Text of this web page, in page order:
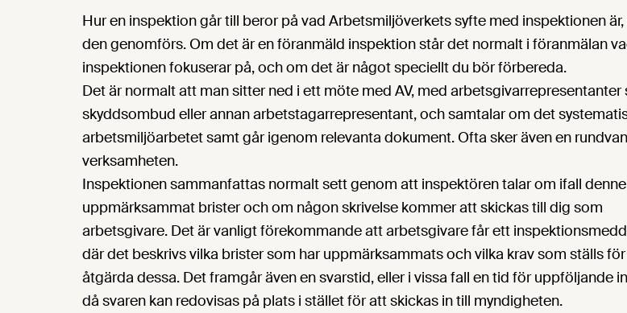
Hur en inspektion går till beror på vad Arbetsmiljöverkets syfte med inspektionen
den genomförs. Om det är en föranmäld inspektion står det normalt i föranmälan
inspektionen fokuserar på, och om det är något speciellt du bör förbereda.
Det är normalt att man sitter ned i ett möte med AV, med arbetsgivarrepresentanter
skyddsombud eller annan arbetstagarrepresentant, och samtalar om det
arbetsmiljöarbetet samt går igenom relevanta dokument. Ofta sker även en
verksamheten.
Inspektionen sammanfattas normalt sett genom att inspektören talar om ifall
uppmärksammat brister och om någon skrivelse kommer att skickas till dig som
arbetsgivare. Det är vanligt förekommande att arbetsgivare får ett
där det beskrivs vilka brister som har uppmärksammats och vilka krav som ställs
åtgärda dessa. Det framgår även en svarstid, eller i vissa fall en tid för uppföljande
då svaren kan redovisas på plats i stället för att skickas in till myndigheten.